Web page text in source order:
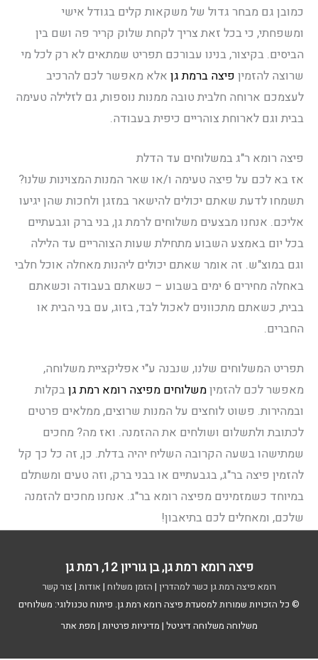
כמובן גם מבחר גדול של משקאות קלים בגודל אישי
ומשפחתי, כי בכל זאת צריך לקחת שלוק קריר פה ושם בין
הביסים. בקיצור, בנינו עבורכם תפריט שמתאים לא רק לכל מי
שרוצה להזמין פיצה ברמת גן אלא מאפשר לכם להרכיב
לעצמכם ארוחה חלבית טובה ממנות נוספות, גם לזלילה טעימה
בבית וגם לארוחת צוהריים כיפית בעבודה.
פיצה רומא ר"ג במשלוחים עד הדלת
אז בא לכם על פיצה טעימה ו/או שאר המנות המצוינות שלנו?
תשמחו לדעת שאתם יכולים להישאר במזגן ולחכות שהן יגיעו
אליכם. אנחנו מבצעים משלוחים לרמת גן, בני ברק וגבעתיים
בכל יום באמצע השבוע מתחילת שעות הצוהריים עד הלילה
וגם במוצ"ש. זה אומר שאתם יכולים ליהנות מאחלה אוכל חלבי
באחלה מחירים 6 ימים בשבוע – כשאתם בעבודה וכשאתם
בבית, כשאתם מתכוונים לאכול לבד, בזוג, עם בני הבית או
החברים.
תפריט המשלוחים שלנו, שנבנה ע"י אפליקציית משלוחה,
מאפשר לכם להזמיןמשלוחים מפיצה רומא רמת גןבקלות
ובמהירות. פשוט לוחצים על המנות שרוצים, ממלאים פרטים
לכתובת ולתשלום ושולחים את ההזמנה. ואז מה? מחכים
שמתישהו בשעה הקרובה השליח יהיה בדלת. כן, זה כל כך קל
להזמין פיצה בר"ג, בגבעתיים או בבני ברק, וזה טעים ומשתלם
במיוחד כשמזמינים מפיצה רומא בר"ג. אנחנו מחכים להזמנה
שלכם, ומאחלים לכם בתיאבון!
פיצה רומא רמת גן, בן גוריון 12, רמת גן
רומא פיצה רמת גן כשר למהדרין | הזמן משלוח | אודות | צור קשר
© כל הזכויות שמורות למסעדת פיצה רומא רמת גן. פיתוח טכנולוגי: משלוחים
משלוחה משלוחה דיגיטל | מדיניות פרטיות | מפת אתר